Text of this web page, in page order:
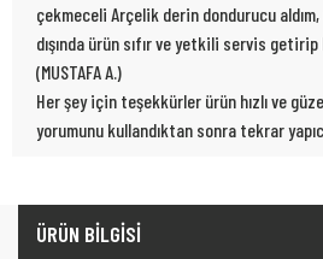
çekmeceli Arçelik derin dondurucu
dışında ürün sıfır ve yetkili servis
(MUSTAFA A.)
Her şey için teşekkürler ürün hızlı ve
yorumunu kullandıktan sonra tekrar
ÜRÜN BİLGİSİ